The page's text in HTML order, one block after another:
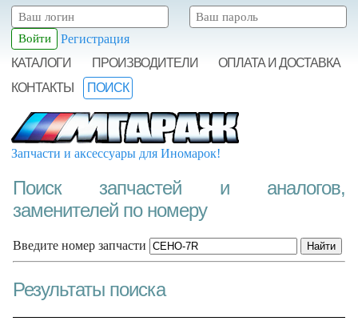
Регистрация
КАТАЛОГИ
ПРОИЗВОДИТЕЛИ
ОПЛАТА И ДОСТАВКА
КОНТАКТЫ
ПОИСК
Запчасти и аксессуары для Иномарок!
Поиск запчастей и аналогов,
заменителей по номеру
Введите номер запчасти
Результаты поиска